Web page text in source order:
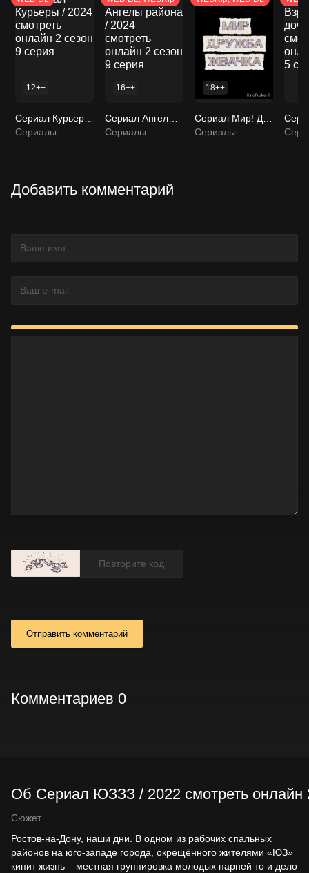
12++
Сериалы
16++
Сериалы
18++
Сериалы
Добавить комментарий
Отправить комментарий
Комментариев 0
Об Сериал ЮЗЗЗ / 2022 смотреть онлайн
Сюжет
Ростов-на-Дону, наши дни. В одном из рабочих спальных
районов на юго-западе города, окрещённого жителями «ЮЗ»
кипит жизнь – местная группировка молодых парней то и дело